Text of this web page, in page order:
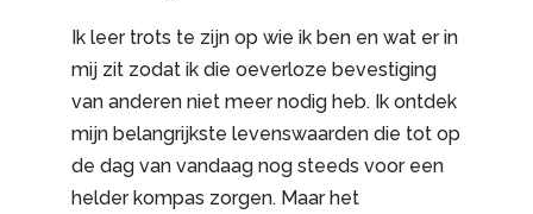
Ik leer trots te zijn op wie ik ben en wat er in
mij zit zodat ik die oeverloze bevestiging
van anderen niet meer nodig heb. Ik ontdek
mijn belangrijkste levenswaarden die tot op
de dag van vandaag nog steeds voor een
helder kompas zorgen. Maar het